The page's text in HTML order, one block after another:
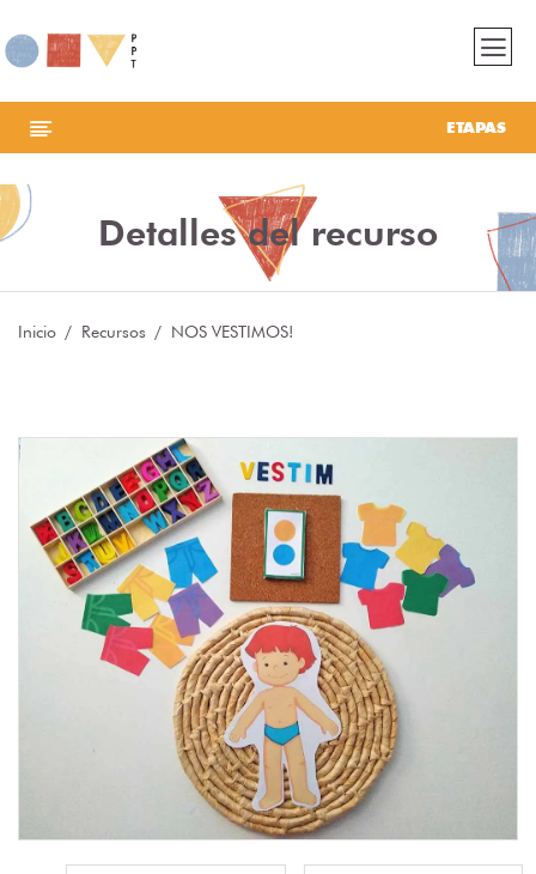
ETAPAS
Detalles del recurso
Inicio Recursos NOS VESTIMOS!